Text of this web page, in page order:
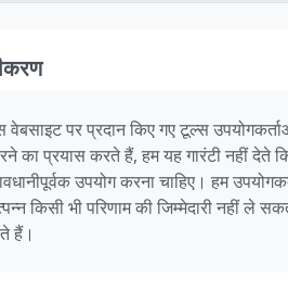
वेबसाइट पर प्रदान किए गए टूल्स
का प्रयास करते हैं, हम यह गारंटी नहीं देते
उपयोग करना चाहिए। हम
किसी भी परिणाम की जिम्मेदारी नहीं
हैं।